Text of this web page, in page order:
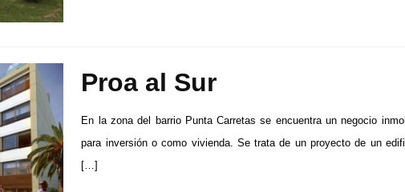
Proa al Sur
En la zona del barrio Punta Carretas se encuentra un negocio
para inversión o como vivienda. Se trata de un proyecto de un
[…]